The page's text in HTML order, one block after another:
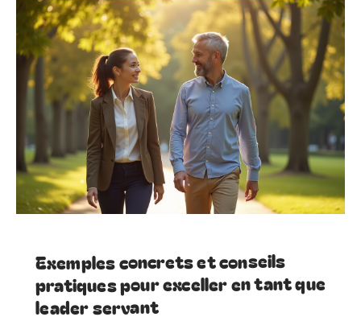
Exemples concrets et conseils
pratiques pour exceller en tant que
leader servant